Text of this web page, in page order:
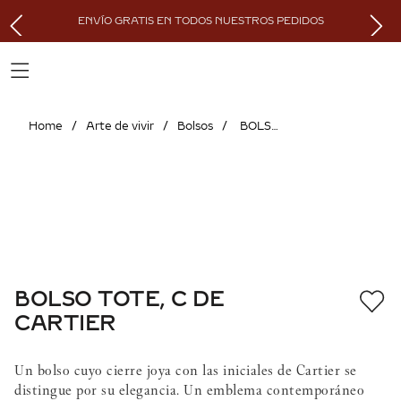
ENVÍO GRATIS EN TODOS NUESTROS PEDIDOS
Arte de vivir Bolsos BOLSO TOTE, C DE CARTIER
BOLSO TOTE, C DE
CARTIER
Un bolso cuyo cierre joya con las iniciales de Cartier se
distingue por su elegancia. Un emblema contemporáneo